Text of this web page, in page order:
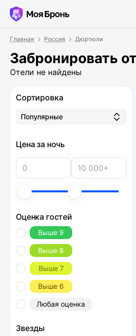
Главная Россия Дюртюли
Забронировать
Отели не найдены
Сортировка
Популярные
Цена за ночь
Оценка гостей
Выше 9
Выше 8
Выше 7
Выше 6
Любая оценка
Звезды